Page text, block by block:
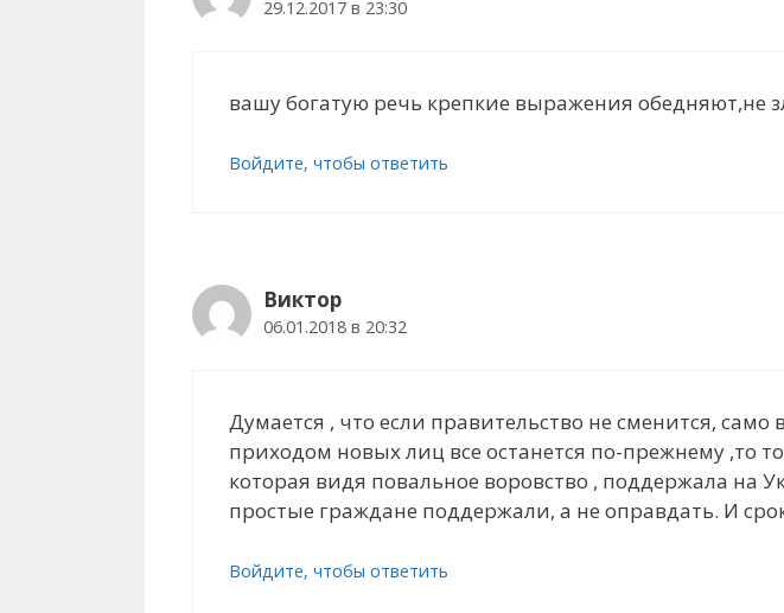
29.12.2017 в 23:30
вашу богатую речь крепкие выражения обедняют,не
Войдите, чтобы ответить
Виктор
06.01.2018 в 20:32
Думается , что если правительство не сменится,
приходом новых лиц все останется по-прежнему ,то
которая видя повальное воровство , поддержала на
простые граждане поддержали, а не оправдать. И
Войдите, чтобы ответить